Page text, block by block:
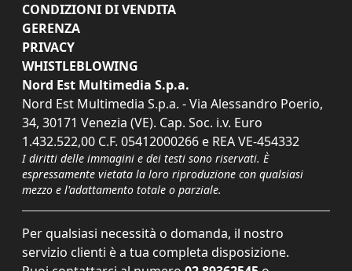
CONDIZIONI DI VENDITA
GERENZA
PRIVACY
WHISTLEBLOWING
Nord Est Multimedia S.p.a.
Nord Est Multimedia S.p.a. - Via Alessandro Poerio,
34, 30171 Venezia (VE). Cap. Soc. i.v. Euro
1.432.522,00 C.F. 05412000266 e REA VE-454332
I diritti delle immagini e dei testi sono riservati. È
espressamente vietata la loro riproduzione con qualsiasi
mezzo e l'adattamento totale o parziale.
Per qualsiasi necessità o domanda, il nostro
servizio clienti è a tua completa disposizione.